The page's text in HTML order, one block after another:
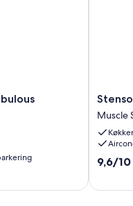
Stenson
Hollow
Lake
Condo
Muscle
Shoals
Muscle
9.6
9,6/10